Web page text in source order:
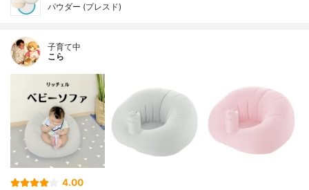
パウダー (プレスド)
子育て中
こら
4.00